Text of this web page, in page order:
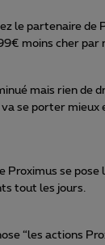
le partenaire de
moins cher par
mais rien de
se porter mieux
Proximus se pose
tout les jours.
“les actions